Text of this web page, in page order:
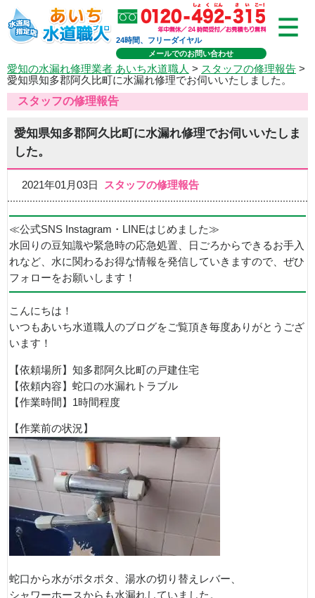
24時間、フリーダイヤル
メールでのお問い合わせ
愛知の水漏れ修理業者 あいち水道職人 > スタッフの修理報告 >
愛知県知多郡阿久比町に水漏れ修理でお伺いいたしました。
スタッフの修理報告
愛知県知多郡阿久比町に水漏れ修理でお伺いいたしま
した。
2021年01月03日 スタッフの修理報告
≪公式SNS Instagram・LINEはじめました≫
水回りの豆知識や緊急時の応急処置、日ごろからできるお手入
れなど、水に関わるお得な情報を発信していきますので、ぜひ
フォローをお願いします！
こんにちは！
いつもあいち水道職人のブログをご覧頂き毎度ありがとうござ
います！
【依頼場所】知多郡阿久比町の戸建住宅
【依頼内容】蛇口の水漏れトラブル
【作業時間】1時間程度
【作業前の状況】
蛇口から水がポタポタ、湯水の切り替えレバー、
シャワーホースからも水漏れしていました。